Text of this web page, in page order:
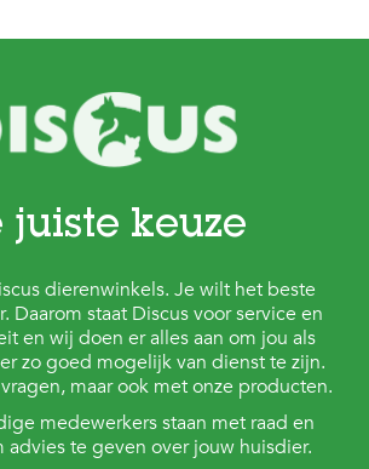
juiste keuze
dierenwinkels. Je wilt het beste
Daarom staat Discus voor service en
en wij doen er alles aan om jou als
zo goed mogelijk van dienst te zijn.
maar ook met onze producten.
medewerkers staan met raad en
advies te geven over jouw huisdier.